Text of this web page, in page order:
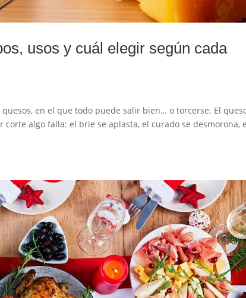
usos y cuál elegir según cada
en el que todo puede salir bien… o torcerse. El
algo falla: el brie se aplasta, el curado se desmorona,